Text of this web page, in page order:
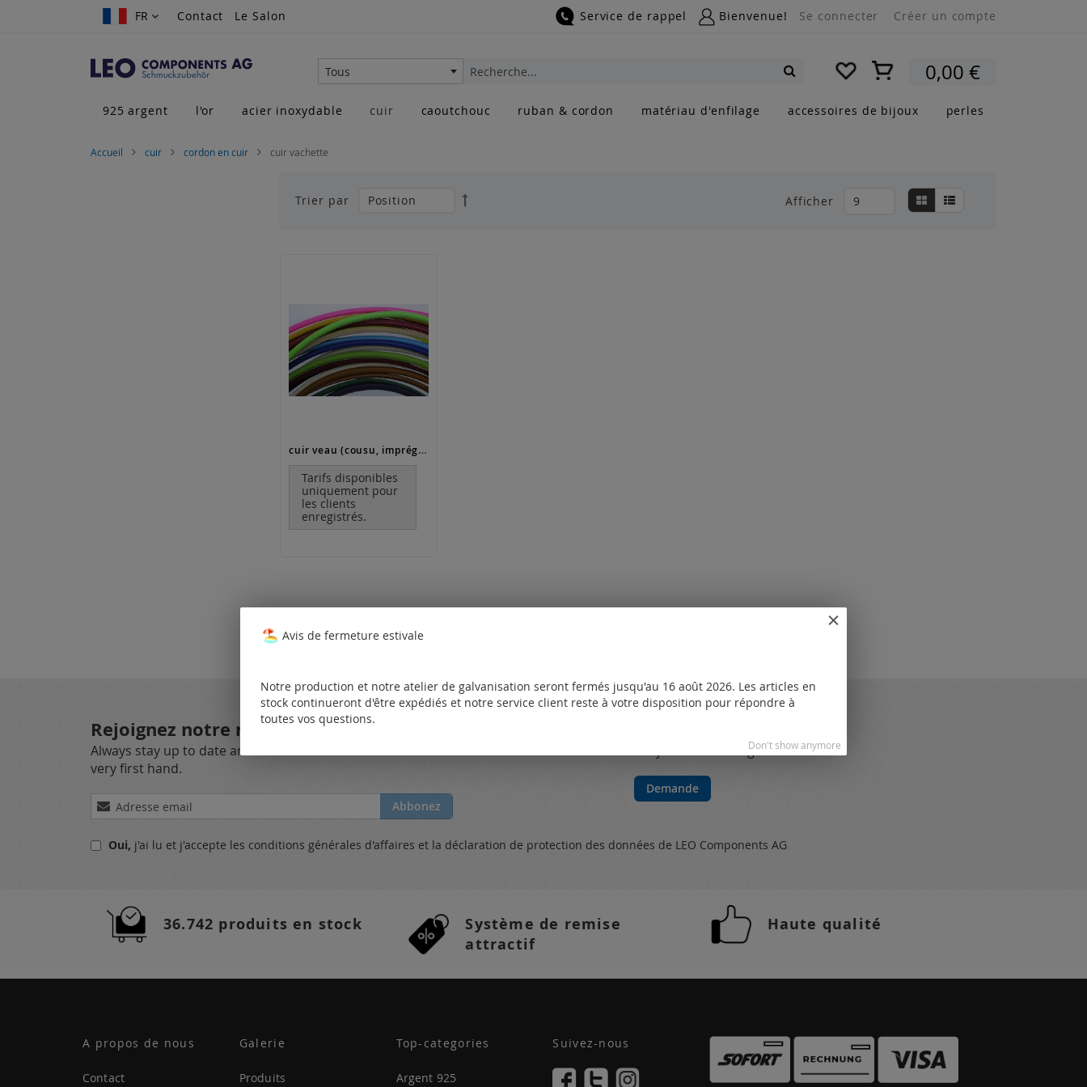
FR
FR Contact Le Salon Service de rappel Bienvenue! Se connecter Créer un compte
Mon panier0,00 €
Tous
Rechercher
925 argent
l'or acier inoxydable cuir caoutchouc ruban & cordon matériau d'enfilage accessoires de bijoux perles
Accueil cuir cordon en cuir cuir vachette
Afficher
GrilleListe
Afficher
Trier par
Par
cuir veau (cousu, imprégnable)
Tarifs disponibles
uniquement pour
les clients
enregistrés.
Rejoignez notre newsletter
Always stay up to date and find out what's new from the
very first hand.
Inscription
à
lettre
Abbonez
Toujours actual et gratuit
Demande
Oui, j'ai lu et j'accepte les conditions générales d'affaires et la déclaration de protection des données de LEO Components AG
36.742 produits en stock
Système de remise
attractif
Haute qualité
A propos de nous
Contact
Galerie
Produits
Top-categories
Argent 925
Suivez-nous
Avis de fermeture estivale
Notre production et notre atelier de galvanisation seront fermés jusqu'au 16 août 2026. Les articles en
stock continueront d'être expédiés et notre service client reste à votre disposition pour répondre à
toutes vos questions.
Don't show anymore